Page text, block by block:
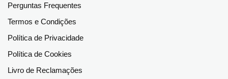
Perguntas Frequentes
Termos e Condições
Política de Privacidade
Política de Cookies
Livro de Reclamações